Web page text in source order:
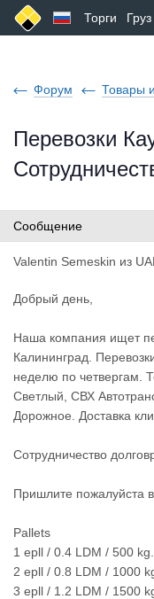
Торги Груз
Форум Товары
Перевозки
Сообщение
Valentin Semeskin из
Добрый день,
Наша компания ищет
Калининград.
неделю по четвергам.
Светлый, СВХ
Дорожное. Доставка
Сотрудничество
Пришлите пожалуйста
Pallets
1 epll / 0.4 LDM / 500
2 epll / 0.8 LDM / 1000
3 epll / 1.2 LDM / 1500